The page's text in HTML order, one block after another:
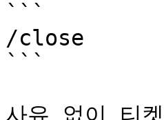
```
/close
```
사유 없이 티